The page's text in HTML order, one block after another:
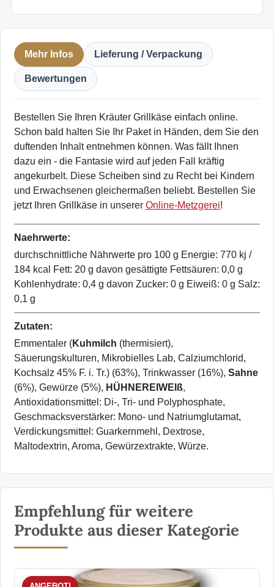
Mehr Infos Lieferung / Verpackung
Bewertungen
Bestellen Sie Ihren Kräuter Grillkäse einfach online.
Schon bald halten Sie Ihr Paket in Händen, dem Sie den
duftenden Inhalt entnehmen können. Was fällt Ihnen
dazu ein - die Fantasie wird auf jeden Fall kräftig
angekurbelt. Diese Scheiben sind zu Recht bei Kindern
und Erwachsenen gleichermaßen beliebt. Bestellen Sie
jetzt Ihren Grillkäse in unserer Online-Metzgerei!
Naehrwerte:
durchschnittliche Nährwerte pro 100 g Energie: 770 kj /
184 kcal Fett: 20 g davon gesättigte Fettsäuren: 0,0 g
Kohlenhydrate: 0,4 g davon Zucker: 0 g Eiweiß: 0 g Salz:
0,1 g
Zutaten:
Emmentaler (Kuhmilch (thermisiert),
Säuerungskulturen, Mikrobielles Lab, Calziumchlorid,
Kochsalz 45% F. i. Tr.) (63%), Trinkwasser (16%), Sahne
(6%), Gewürze (5%), HÜHNEREIWEIß,
Antioxidationsmittel: Di-, Tri- und Polyphosphate,
Geschmacksverstärker: Mono- und Natriumglutamat,
Verdickungsmittel: Guarkernmehl, Dextrose,
Maltodextrin, Aroma, Gewürzextrakte, Würze.
Empfehlung für weitere
Produkte aus dieser Kategorie